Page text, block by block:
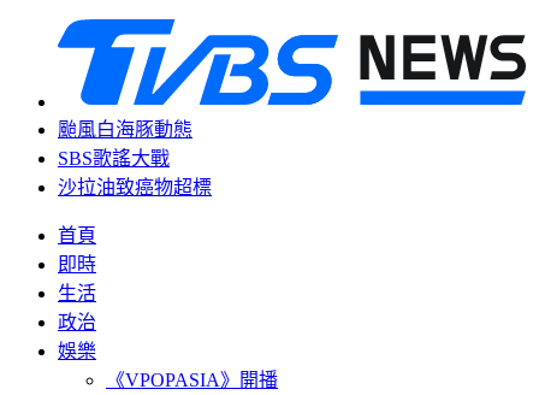
颱風白海豚動態
SBS歌謠大戰
沙拉油致癌物超標
首頁
即時
生活
政治
娛樂
《VPOPASIA》開播